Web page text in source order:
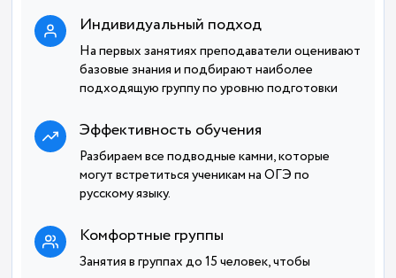
Индивидуальный подход
На первых занятиях преподаватели оценивают
базовые знания и подбирают наиболее
подходящую группу по уровню подготовки
Эффективность обучения
Разбираем все подводные камни, которые
могут встретиться ученикам на ОГЭ по
русскому языку.
Комфортные группы
Занятия в группах до 15 человек, чтобы